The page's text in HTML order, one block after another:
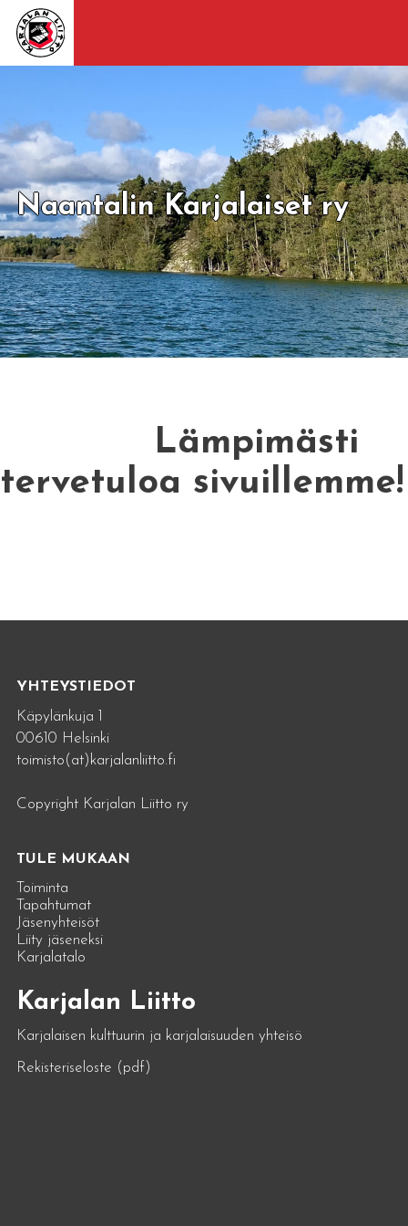
Naantalin Karjalaiset ry
Lämpimästi
tervetuloa sivuillemme!
YHTEYSTIEDOT
Käpylänkuja 1
00610 Helsinki
toimisto(at)karjalanliitto.fi
Copyright Karjalan Liitto ry
TULE MUKAAN
Toiminta
Tapahtumat
Jäsenyhteisöt
Liity jäseneksi
Karjalatalo
Karjalan Liitto
Karjalaisen kulttuurin ja karjalaisuuden yhteisö
Rekisteriseloste (pdf)